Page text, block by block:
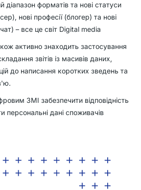
форматів та нові статуси
нові професії (блогер) та нові
– все це світ Digital media
активно знаходить застосування
звітів із масивів даних,
до написання коротких зведень та
ЗМІ забезпечити відповідність
персональні дані споживачів